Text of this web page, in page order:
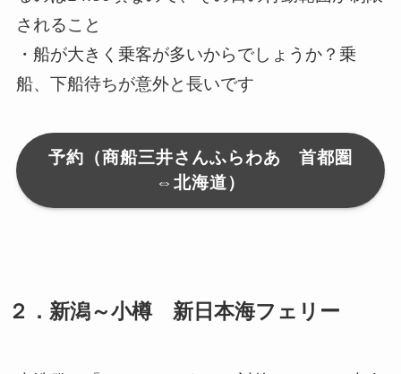
されること
・船が大きく乗客が多いからでしょうか？乗
船、下船待ちが意外と長いです
予約（商船三井さんふらわあ 首都圏
⇔北海道）
２．新潟～小樽 新日本海フェリー